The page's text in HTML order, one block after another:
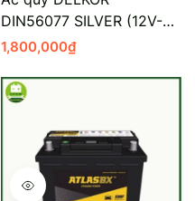
Mercedes-
BMW
Đồng Nai -
DIN56077 SILVER (12V-
60AH)
1,800,000₫